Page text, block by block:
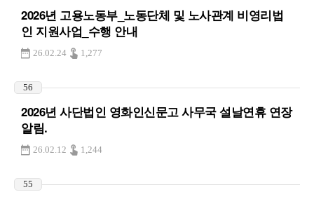
2026년 고용노동부_노동단체 및 노사관계 비영리법
인 지원사업_수행 안내
26.02.24 1,277
56
2026년 사단법인 영화인신문고 사무국 설날연휴 연장
알림.
26.02.12 1,244
55